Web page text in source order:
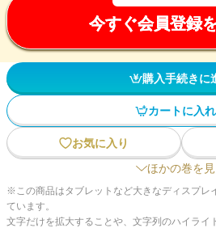
今すぐ会員登録
購入手続きに
カートに入
お気に入り
ほかの巻を見
※この商品はタブレットなど大きなディスプレ
ています。
文字だけを拡大することや、文字列のハイライ